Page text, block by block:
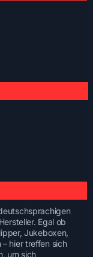
Egal ob
Jukeboxen,
hier treffen sich
um sich